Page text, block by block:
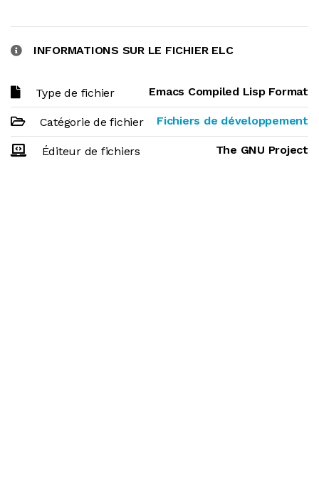
INFORMATIONS SUR LE FICHIER ELC
Type de fichier Emacs Compiled Lisp Format
Catégorie de fichier Fichiers de développement
Éditeur de fichiers The GNU Project